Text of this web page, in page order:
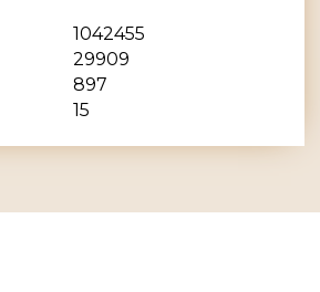
15
1042455
29909
897